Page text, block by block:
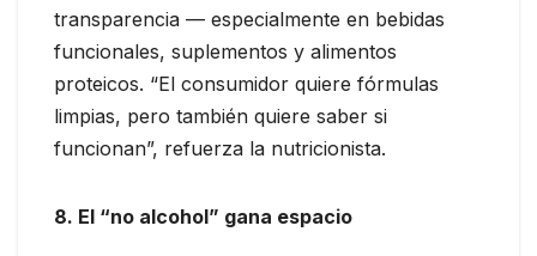
transparencia — especialmente en bebidas
funcionales, suplementos y alimentos
proteicos. “El consumidor quiere fórmulas
limpias, pero también quiere saber si
funcionan”, refuerza la nutricionista.
8. El “no alcohol” gana espacio